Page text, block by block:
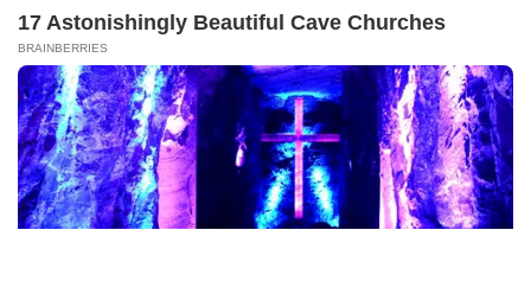
inspiratif dari sudut pandang berbaik sangka
Follow Kabarbaru